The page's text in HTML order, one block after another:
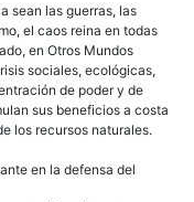
sean las guerras, las
el caos reina en todas
en Otros Mundos
sociales, ecológicas,
de poder y de
sus beneficios a costa
los recursos naturales.
en la defensa del